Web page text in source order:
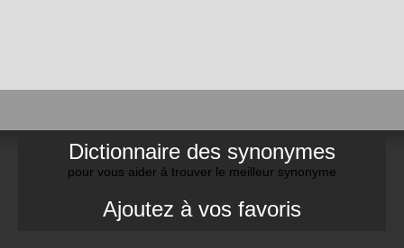
Dictionnaire des synonymes
pour vous aider à trouver le meilleur synonyme
Ajoutez à vos favoris